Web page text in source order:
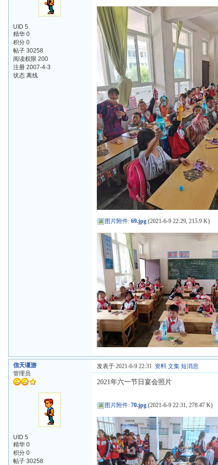
UID 5
精华 0
积分 0
帖子 30258
阅读权限 200
注册 2007-4-3
状态 离线
图片附件:69.jpg (2021-6-9 22:29, 215.9 K)
信天谨游
管理员
UID 5
精华 0
积分 0
帖子 30258
发表于 2021-6-9 22:31 资料 文集 短消息
2021年六一节日宴会照片
图片附件:70.jpg (2021-6-9 22:31, 278.47 K)